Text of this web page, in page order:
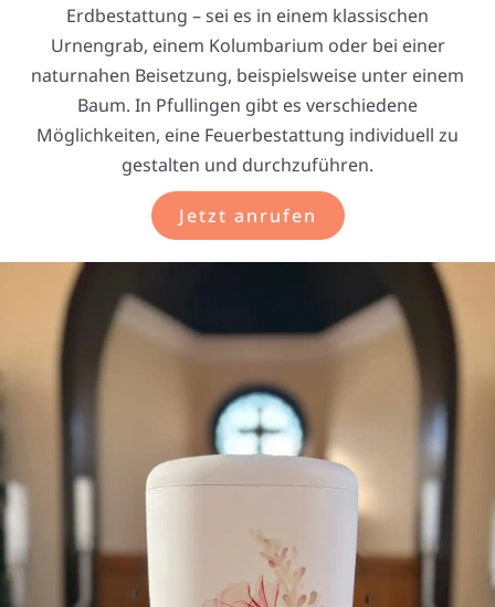
Erdbestattung – sei es in einem klassischen
Urnengrab, einem Kolumbarium oder bei einer
naturnahen Beisetzung, beispielsweise unter einem
Baum. In Pfullingen gibt es verschiedene
Möglichkeiten, eine Feuerbestattung individuell zu
gestalten und durchzuführen.
Jetzt anrufen